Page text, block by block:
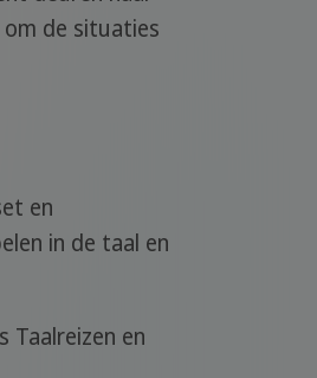
de situaties
en
in de taal en
Taalreizen en